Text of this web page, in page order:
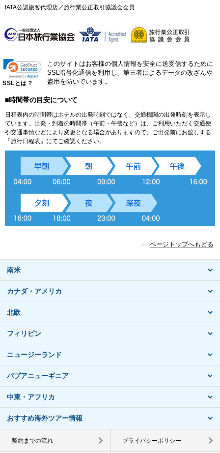
IATA公認旅客代理店／旅行業公正取引協議会会員
SSLとは？
このサイトはお客様の個人情報を安全に送受信するために
SSL暗号化通信を利用し、第三者によるデータの改ざんや
盗用を防いでいます。
■時間帯の目安について
日程表内の時間帯はホテルの出発時刻ではなく、交通機関の出発時刻を表示し
ています。出発・到着の時間帯（午前・午後など）は、ご利用いただく交通便
や交通事情などにより変更となる場合がありますので、ご出発前にお渡しする
「旅行日程表」にてご確認ください。
ページトップへもどる
南米
カナダ・アメリカ
北欧
フィリピン
ニュージーランド
パプアニューギニア
中東・アフリカ
おすすめ海外ツアー情報
契約までの流れ プライバシーポリシー